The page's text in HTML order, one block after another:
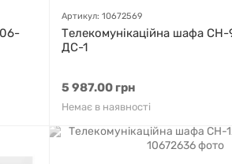
Артикул: 10672569
Телекомунікаційна шафа
ДС-1
5 987.00 грн
Немає в наявності